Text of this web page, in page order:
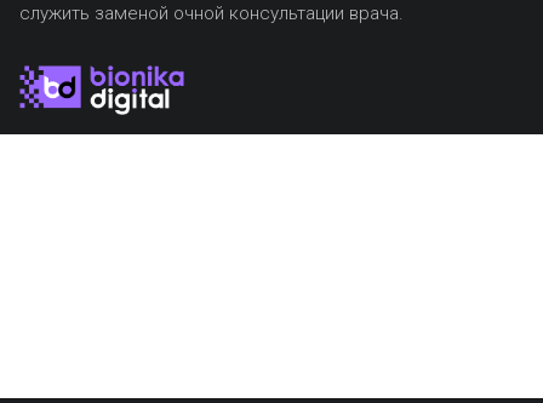
служить заменой очной консультации врача.